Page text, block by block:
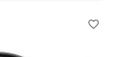
favorite_border